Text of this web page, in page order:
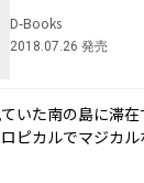
D-Books
2018.07.26 発売
いた南の島に滞
ピカルでマジカ